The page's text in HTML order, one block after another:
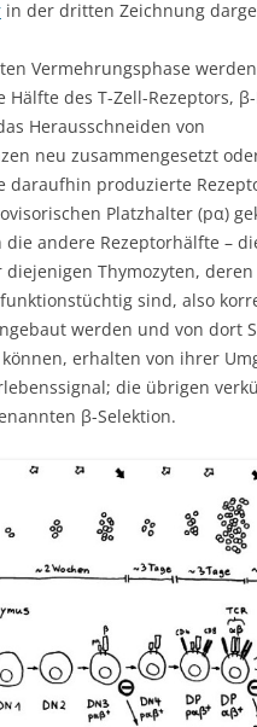
in der dritten Zeichnung
Vermehrungsphase
Hälfte des T-Zell-Rezeptors,
Herausschneiden von
neu zusammengesetzt
daraufhin produzierte
Platzhalter (pα)
andere Rezeptorhälfte –
Thymozyten, deren
sind, also
werden und von dort
erhalten von ihrer
die übrigen
β-Selektion.